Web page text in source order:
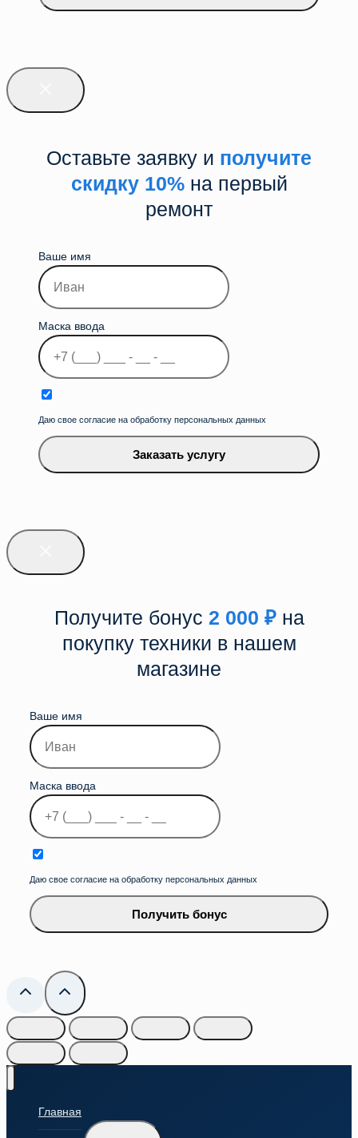
Оставьте заявку и получите
скидку 10%на первый
ремонт
Ваше имя
Маска ввода
Даю свое согласие на обработку персональных данных
Заказать услугу
Получите бонус 2 000 ₽на
покупку техники в нашем
магазине
Ваше имя
Маска ввода
Даю свое согласие на обработку персональных данных
Получить бонус
Главная